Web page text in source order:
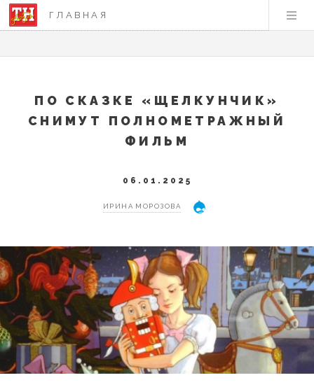
ГЛАВНАЯ
ПО СКАЗКЕ «ЩЕЛКУНЧИК»
СНИМУТ ПОЛНОМЕТРАЖНЫЙ
ФИЛЬМ
06.01.2025
ИРИНА МОРОЗОВА